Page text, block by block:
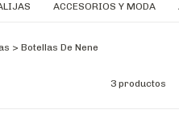
ACCESORIOS Y MODA
> Botellas De Nene
3 productos